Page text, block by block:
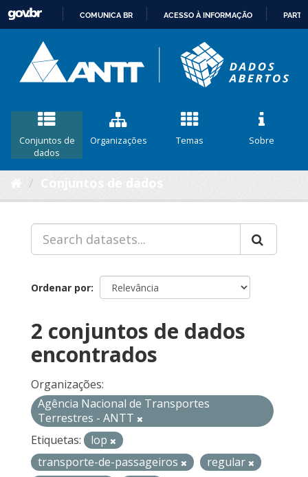
CONTEÚDO
COMUNICA BR ACESSO À INFORMAÇÃO
Conjuntos de
dados
Organizações Temas Sobre
Ordenar por
2 conjuntos de dados
encontrados
Organizações:
Agência Nacional de Transportes
Terrestres - ANTT
Etiquetas:
lop
transporte-de-passageiros
regular